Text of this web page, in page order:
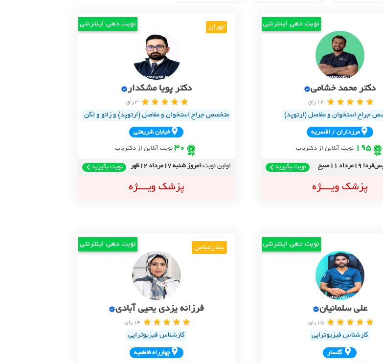
نوبت دهی اینترنتی
دکتر محمد خشامی
12 رای
جراح استخوان و مفاصل (ارتوپد)
مرزداران / افسريه
195 نوبت آنلاین از دکتریاب
19مرداد 11صبح نوبت بگیرید
پزشک ویــــژه
تهران نوبت دهی اینترنتی
دکتر پویا مشکدار
3 رای
متخصص جراح استخوان و مفاصل (ارتوپد) و زانو و لگن
خيابان شريعتي
30 نوبت آنلاین از دکتریاب
اولین نوبت:امروز شنبه 17مرداد 12ظهر نوبت بگیرید
پزشک ویــــژه
نوبت دهی اینترنتی
علی سلمانیان
15 رای
کارشناس فیزیوتراپی
گلسار
بندرعباس نوبت دهی اینترنتی
فرزانه یزدی یحیی آبادی
14 رای
کارشناس فیزیوتراپی
چهارراه فاطميه